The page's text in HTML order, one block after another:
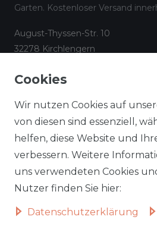
Garten. Kostenloser Versand
August-Thyssen-Str. 10
32278 Kirchlengern
✉info@aileenstore.de
Lieferzeiten
Zahlungsarten
Widerrufsformular
Informationen zu Elektro-
AGB
Cookies
Wir nutzen Cookies auf
von diesen sind essenziell,
helfen, diese Website und
verbessern. Weitere
uns verwendeten Cookies
Nutzer finden Sie hier:
Daten­schutz­erklärung